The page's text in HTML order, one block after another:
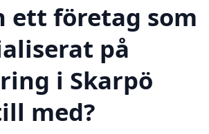
ett företag som
på
i Skarpö
med?